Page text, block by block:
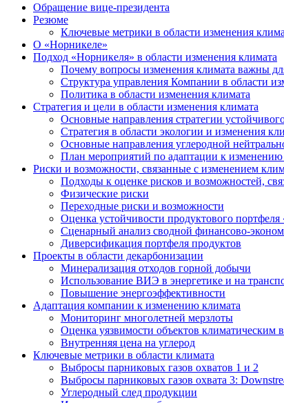
Обращение вице-президента
Резюме
Ключевые метрики в области изменения
О «Норникеле»
Подход «Норникеля» в области изменения климата
Почему вопросы изменения климата важны
Структура управления Компании в области
Политика в области изменения климата
Стратегия и цели в области изменения климата
Основные направления стратегии
Стратегия в области экологии и изменения
Основные направления углеродной
План мероприятий по адаптации к изменению
Риски и возможности, связанные с изменением
Подходы к оценке рисков и возможностей,
Физические риски
Переходные риски и возможности
Оценка устойчивости продуктового
Сценарный анализ сводной финансово-
Диверсификация портфеля продуктов
Проекты в области декарбонизации
Минерализация отходов горной добычи
Использование ВИЭ в энергетике и на
Повышение энергоэффективности
Адаптация компании к изменению климата
Мониторинг многолетней мерзлоты
Оценка уязвимости объектов климатическим
Внутренняя цена на углерод
Ключевые метрики в области климата
Выбросы парниковых газов охватов 1 и 2
Выбросы парниковых газов охвата 3:
Углеродный след продукции